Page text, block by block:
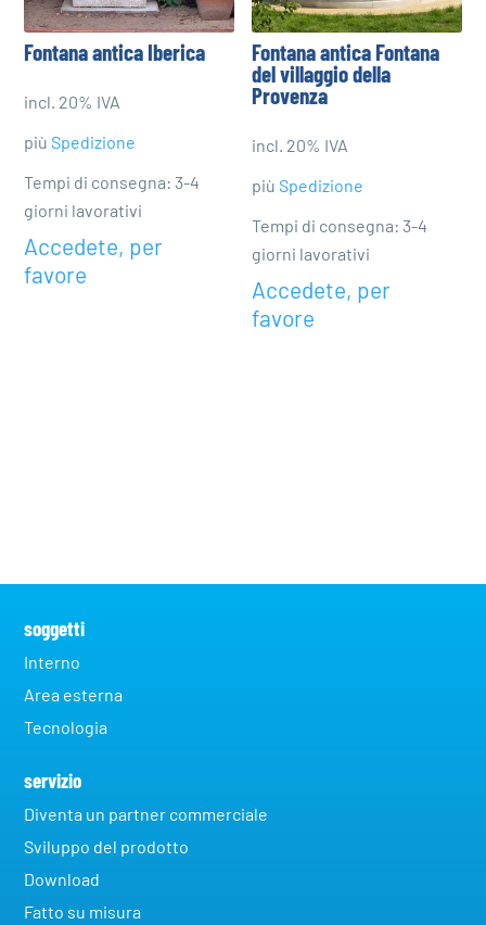
Fontana antica Iberica
incl. 20% IVA
più Spedizione
Tempi di consegna: 3-4
giorni lavorativi
Accedete, per
favore
Fontana antica Fontana
del villaggio della
Provenza
incl. 20% IVA
più Spedizione
Tempi di consegna: 3-4
giorni lavorativi
Accedete, per
favore
soggetti
Interno
Area esterna
Tecnologia
servizio
Diventa un partner commerciale
Sviluppo del prodotto
Download
Fatto su misura